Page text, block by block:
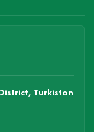
Turkiston